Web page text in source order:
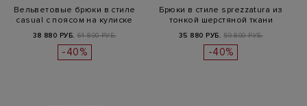
Вельветовые брюки в стиле
casual с поясом на кулиске
38 880 РУБ. 64 800 РУБ.
-40%
Брюки в стиле sprezzatura из
тонкой шерстяной ткани
35 880 РУБ. 59 800 РУБ.
-40%